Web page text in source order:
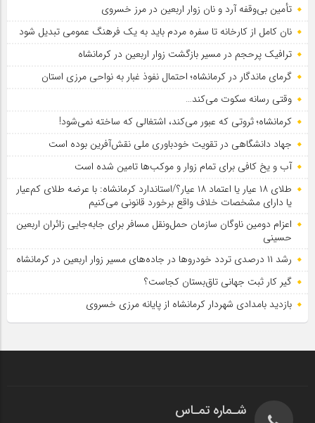
تأمین بی‌وقفه آرد و نان زوار اربعین در مرز خسروی
نان کامل از کارخانه تا سفره مردم باید به یک فرهنگ عمومی تبدیل شود
ترافیک پرحجم در مسیر بازگشت زوار اربعین در کرمانشاه
گرمای ماندگار در کرمانشاه؛ احتمال نفوذ غبار به نواحی مرزی استان
وقتی رسانه سکوت می‌کند…
کرمانشاه؛ ثروتی که عبور می‌کند، اشتغالی که ساخته نمی‌شود!
جهاد دانشگاهی در تقویت خودباوری ملی نقش‌آفرین بوده است
آب و یخ کافی برای تمام زوار و موکب‌ها تامین شده است
طلای ۱۸ عیار یا اعتماد ۱۸ عیار؟/استاندارد کرمانشاه: با عرضه طلای کم‌عیار
یا دارای مشخصات خلاف واقع برخورد قانونی می‌کنیم
اعزام دومین ناوگان سازمان حمل‌ونقل مسافر برای جابه‌جایی زائران اربعین
حسینی
رشد ۱۱ درصدی تردد خودروها در جاده‌های مسیر زوار اربعین در کرمانشاه
گیر کار ثبت جهانی تاق‌بستان کجاست؟
بازدید بامدادی شهردار کرمانشاه از پایانه مرزی خسروی
شـماره تمـاس